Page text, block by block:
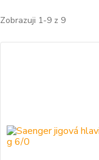
Zobrazuji 1-9 z 9